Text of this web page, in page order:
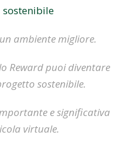
sostenibile
ambiente migliore.
Reward puoi diventare
sostenibile.
e significativa
virtuale.